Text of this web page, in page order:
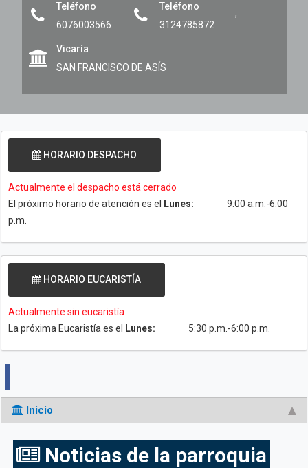
Teléfono
6076003566
,
Teléfono
3124785872
Vicaría
SAN FRANCISCO DE ASÍS
HORARIO DESPACHO
Actualmente el despacho está cerrado
El próximo horario de atención es el
Lunes:
9:00 a.m.-6:00
p.m.
HORARIO EUCARISTÍA
Actualmente sin eucaristía
La próxima Eucaristía es el
Lunes: 5:30 p.m.-6:00 p.m.
Inicio
Noticias de la parroquia